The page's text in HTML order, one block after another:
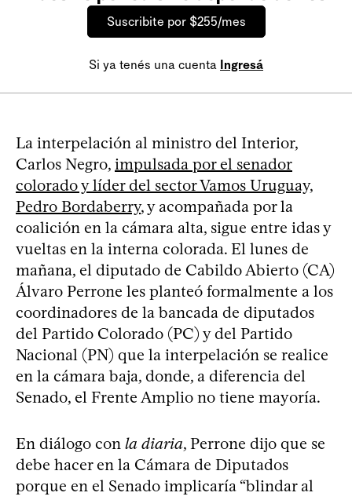
Suscribite por $255/mes
Si ya tenés una cuenta Ingresá
La interpelación al ministro del Interior,
Carlos Negro, impulsada por el senador
colorado y líder del sector Vamos Uruguay,
Pedro Bordaberry, y acompañada por la
coalición en la cámara alta, sigue entre idas y
vueltas en la interna colorada. El lunes de
mañana, el diputado de Cabildo Abierto (CA)
Álvaro Perrone les planteó formalmente a los
coordinadores de la bancada de diputados
del Partido Colorado (PC) y del Partido
Nacional (PN) que la interpelación se realice
en la cámara baja, donde, a diferencia del
Senado, el Frente Amplio no tiene mayoría.
En diálogo con la diaria, Perrone dijo que se
debe hacer en la Cámara de Diputados
porque en el Senado implicaría “blindar al